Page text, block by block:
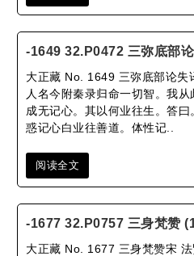
-1649 32.P0472 三弥底部论
大正藏 No. 1649 三弥底部论失
人名今附秦录归命一切智。我从
成无记心。其以何业往生。答
惑记心白业往善道。体性记..
阅读全文
-1677 32.P0757 三身梵赞
大正藏 No. 1677 三身梵赞宋